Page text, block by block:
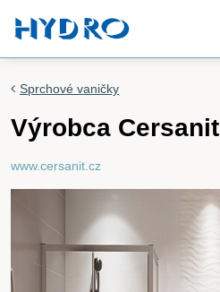
Sprchové vaničky
Výrobca Cersanit
www.cersanit.cz